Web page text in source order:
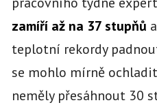
zamíří až na 37 stupňů
teplotní rekordy
se mohlo mírně
neměly přesáhnout 30